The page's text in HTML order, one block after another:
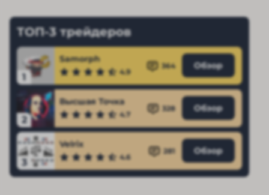
ТОП-3 трейдеров
1
Samorph
4.9
364 Обзор
2
Высшая Точка
4.7
328 Обзор
3
Velrix
4.6
281 Обзор